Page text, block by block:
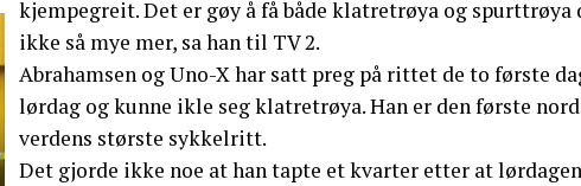
kjempegreit. Det er gøy å få både klatretrøya og
ikke så mye mer, sa han til TV 2.
Abrahamsen og Uno-X har satt preg på rittet de to første
lørdag og kunne ikle seg klatretrøya. Han er den første
verdens største sykkelritt.
Det gjorde ikke noe at han tapte et kvarter etter at